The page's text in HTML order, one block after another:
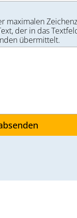
maximalen
der in das
übermittelt.